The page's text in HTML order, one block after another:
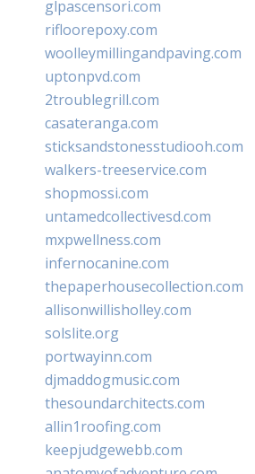
glpascensori.com
rifloorepoxy.com
woolleymillingandpaving.com
uptonpvd.com
2troublegrill.com
casateranga.com
sticksandstonesstudiooh.com
walkers-treeservice.com
shopmossi.com
untamedcollectivesd.com
mxpwellness.com
infernocanine.com
thepaperhousecollection.com
allisonwillisholley.com
solslite.org
portwayinn.com
djmaddogmusic.com
thesoundarchitects.com
allin1roofing.com
keepjudgewebb.com